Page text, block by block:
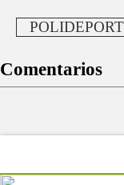
Comentarios